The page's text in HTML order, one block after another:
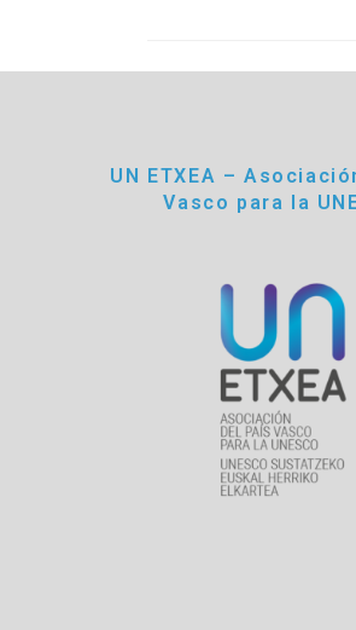
UN ETXEA –
Vasco para la